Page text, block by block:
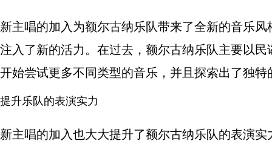
新主唱的加入为额尔古纳乐队带来了全新的音乐
注入了新的活力。在过去，额尔古纳乐队主要以
开始尝试更多不同类型的音乐，并且探索出了独特
提升乐队的表演实力
新主唱的加入也大大提升了额尔古纳乐队的表演